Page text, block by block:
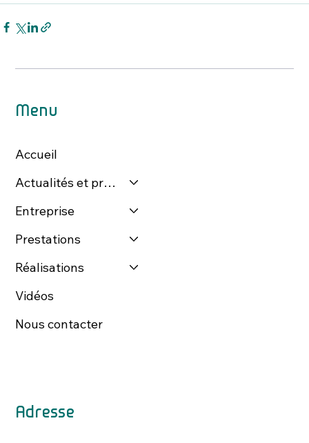
Menu
Accueil
Actualités et presse
Entreprise
Prestations
Réalisations
Vidéos
Nous contacter
Adresse